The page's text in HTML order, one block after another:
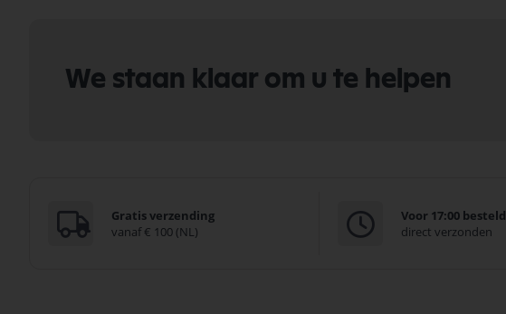
We staan klaar om u te helpen
Gratis verzending
vanaf € 100 (NL)
Voor 17:00 besteld
direct verzonden